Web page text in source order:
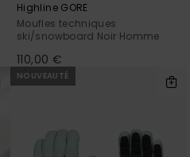
Highline GORE
Moufles techniques
ski/snowboard Noir Homme
110,00 €
NOUVEAUTÉ